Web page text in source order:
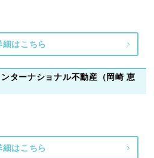
細はこちら
ターナショナル不動産（岡崎 恵
細はこちら